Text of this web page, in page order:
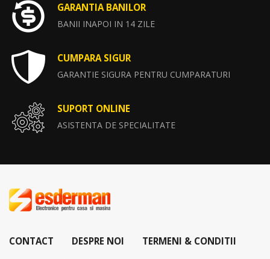
GARANTIA BANILOR
BANII INAPOI IN 14 ZILE
CUMPARA SIGUR
GARANTIE SIGURA PENTRU CUMPARATURI
SUPORT ONLINE
ASISTENTA DE SPECIALITATE
CONTACT DESPRE NOI TERMENI & CONDITII